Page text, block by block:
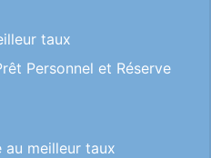
taux
Personnel et Réserve
au meilleur taux